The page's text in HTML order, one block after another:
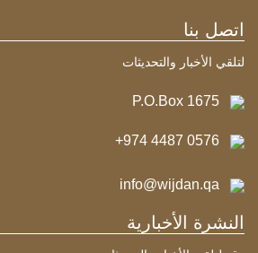
اتصل بنا
لتلقي الأخبار والتحديثات
P.O.Box 1675
+974 4487 0576
info@wijdan.qa
النشرة الأخبارية